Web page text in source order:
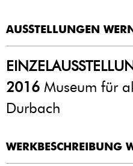
AUSSTELLUNGEN
2016 Museum für
Durbach
WERKBESCHREIBUNG